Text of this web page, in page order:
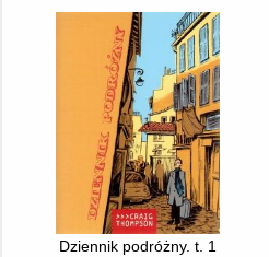
Dziennik podróżny. t. 1